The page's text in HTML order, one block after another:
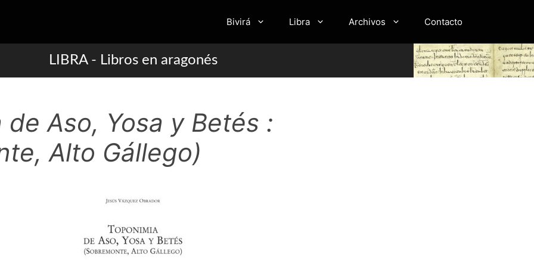
Bivirá Libra Archivos Contacto
LIBRA - Libros en aragonés
de Aso, Yosa y Betés :
Alto Gállego)